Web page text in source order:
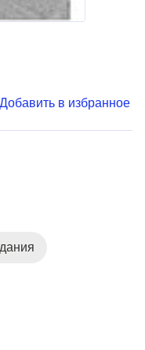
Добавить в избранное